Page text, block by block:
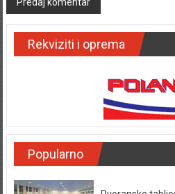
Rekviziti i oprema
Popularno